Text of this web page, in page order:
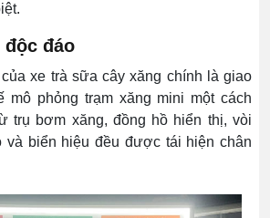
độc đáo
xe trà sữa cây xăng chính là giao
mô phỏng trạm xăng mini một cách
trụ bơm xăng, đồng hồ hiển thị, vòi
và biển hiệu đều được tái hiện chân